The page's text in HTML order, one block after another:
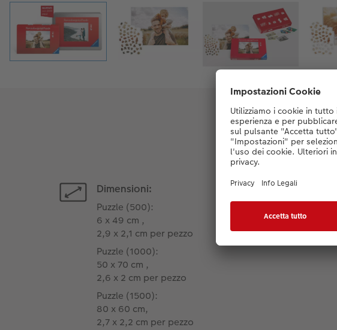
Dimensioni:
Puzzle (500):
6 x 49 cm ,
2,9 x 2,1 cm per pezzo
Puzzle (1000):
50 x 70 cm ,
2,6 x 2 cm per pezzo
Puzzle (1500):
80 x 60 cm,
2,7 x 2,2 cm per pezzo